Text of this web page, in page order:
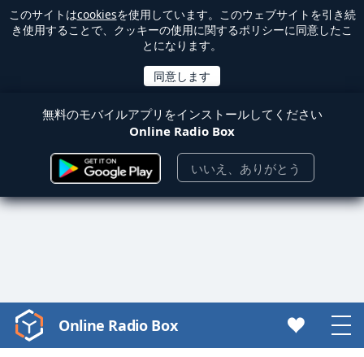
このサイトはcookiesを使用しています。このウェブサイトを引き続
き使用することで、クッキーの使用に関するポリシーに同意したこ
とになります。
無料のモバイルアプリをインストールしてください
Online Radio Box
いいえ、ありがとう
Video
Player
Online Radio Box